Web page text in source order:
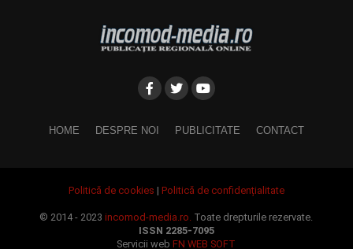
HOME DESPRE NOI PUBLICITATE CONTACT
Politică de cookies | Politică de confidențialitate
© 2014 - 2023incomod-media.ro. Toate drepturile rezervate.
ISSN 2285-7095
Servicii webFN WEB SOFT